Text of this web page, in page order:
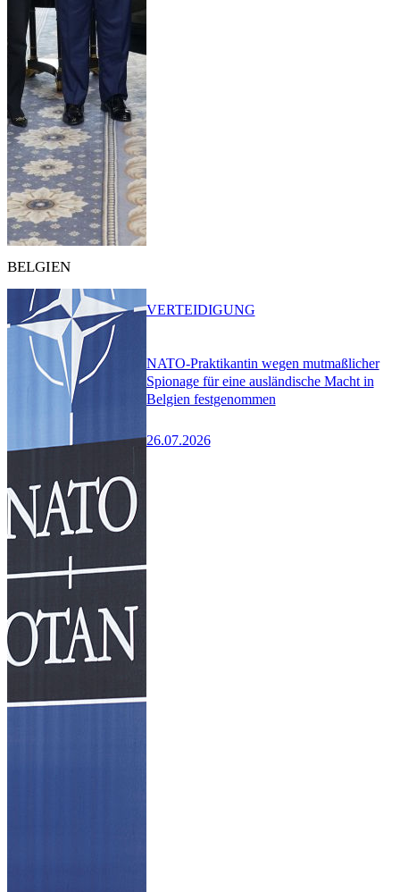
BELGIEN
NATO-Praktikantin wegen mutmaßlicher
Spionage für eine ausländische Macht in
Belgien festgenommen
26.07.2026
VERTEIDIGUNG